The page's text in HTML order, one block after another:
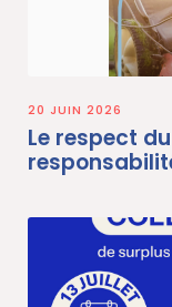
20 JUIN 2026
Le respect